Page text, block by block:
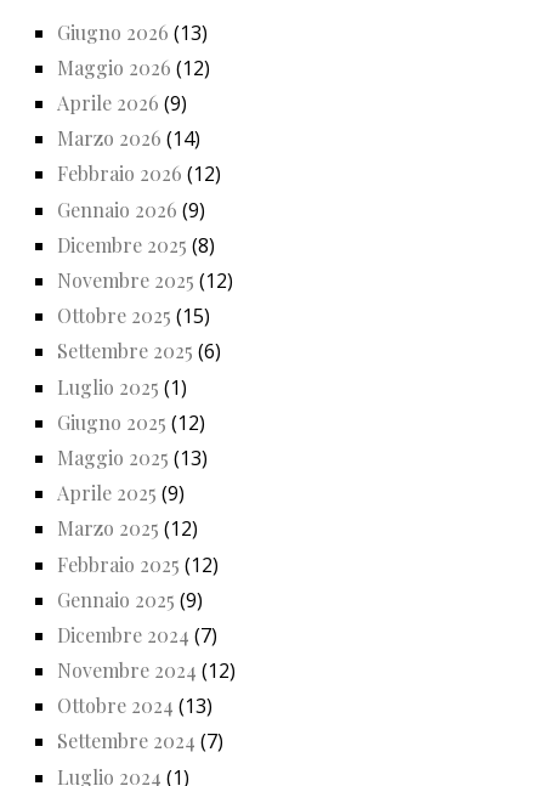
Giugno 2026 (13)
Maggio 2026 (12)
Aprile 2026 (9)
Marzo 2026 (14)
Febbraio 2026 (12)
Gennaio 2026 (9)
Dicembre 2025 (8)
Novembre 2025 (12)
Ottobre 2025 (15)
Settembre 2025 (6)
Luglio 2025 (1)
Giugno 2025 (12)
Maggio 2025 (13)
Aprile 2025 (9)
Marzo 2025 (12)
Febbraio 2025 (12)
Gennaio 2025 (9)
Dicembre 2024 (7)
Novembre 2024 (12)
Ottobre 2024 (13)
Settembre 2024 (7)
Luglio 2024 (1)